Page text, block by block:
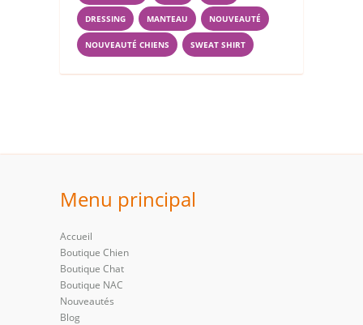
DRESSING MANTEAU NOUVEAUTÉ
NOUVEAUTÉ CHIENS SWEAT SHIRT
Menu principal
Accueil
Boutique Chien
Boutique Chat
Boutique NAC
Nouveautés
Blog